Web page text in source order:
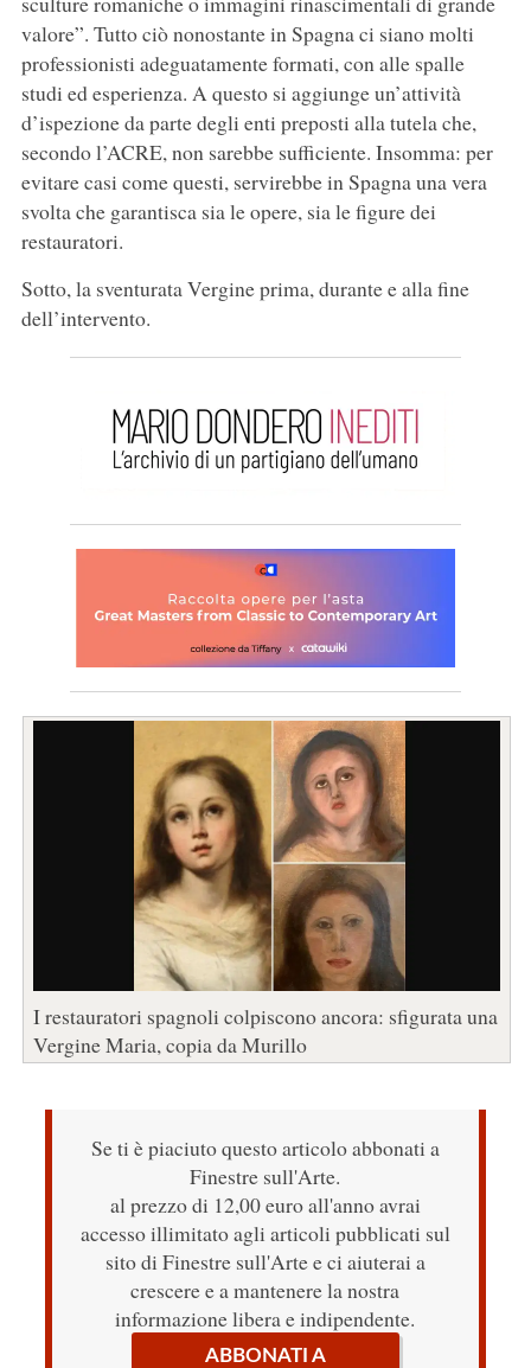
valore”. Tutto ciò nonostante in Spagna ci siano molti
professionisti adeguatamente formati, con alle spalle
studi ed esperienza. A questo si aggiunge un’attività
d’ispezione da parte degli enti preposti alla tutela che,
secondo l’ACRE, non sarebbe sufficiente. Insomma: per
evitare casi come questi, servirebbe in Spagna una vera
svolta che garantisca sia le opere, sia le figure dei
restauratori.
Sotto, la sventurata Vergine prima, durante e alla fine
dell’intervento.
I restauratori spagnoli colpiscono ancora: sfigurata una
Vergine Maria, copia da Murillo
Se ti è piaciuto questo articolo abbonati a
Finestre sull'Arte.
al prezzo di 12,00 euro all'anno avrai
accesso illimitato agli articoli pubblicati sul
sito di Finestre sull'Arte e ci aiuterai a
crescere e a mantenere la nostra
informazione libera e indipendente.
ABBONATI A